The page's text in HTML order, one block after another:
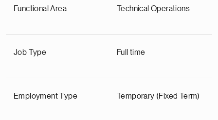
Functional Area Technical Operations
Job Type Full time
Employment Type Temporary (Fixed Term)